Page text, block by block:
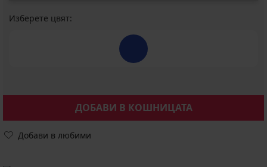
Изберете цвят:
ДОБАВИ В КОШНИЦАТА
Добави в любими